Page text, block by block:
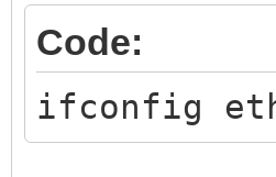
eth0:0
Code:
ifconfig